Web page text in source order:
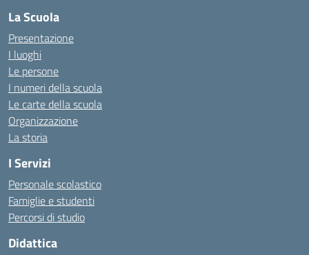
La Scuola
Presentazione
I luoghi
Le persone
I numeri della scuola
Le carte della scuola
Organizzazione
La storia
I Servizi
Personale scolastico
Famiglie e studenti
Percorsi di studio
Didattica